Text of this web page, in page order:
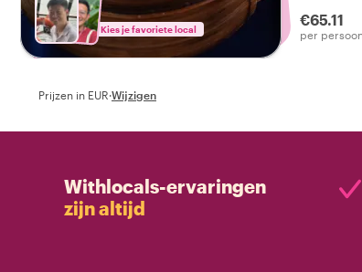
Kies je favoriete local
€65.11
per
Prijzen in EUR·Wijzigen
Withlocals-ervaringen
zijn altijd